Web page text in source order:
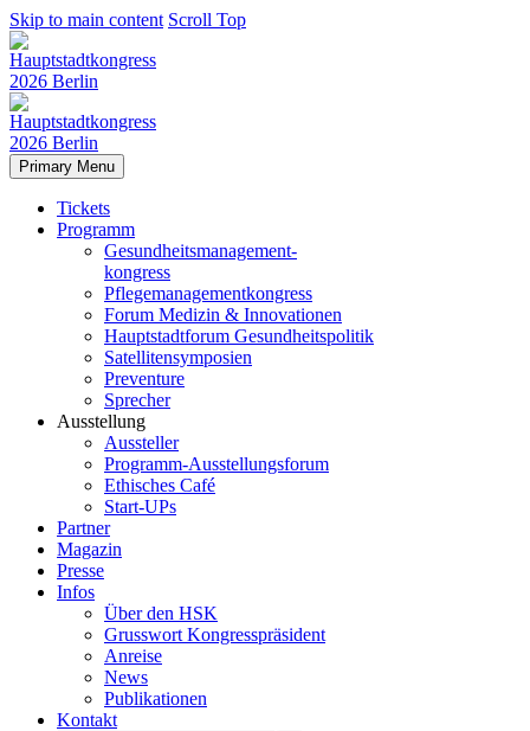
Skip to main content Scroll Top
Primary Menu
Tickets
Programm
Gesundheitsmanagement-
kongress
Pflegemanagementkongress
Forum Medizin & Innovationen
Hauptstadtforum Gesundheitspolitik
Satellitensymposien
Preventure
Sprecher
Ausstellung
Aussteller
Programm-Ausstellungsforum
Ethisches Café
Start-UPs
Partner
Magazin
Presse
Infos
Über den HSK
Grusswort Kongresspräsident
Anreise
News
Publikationen
Kontakt